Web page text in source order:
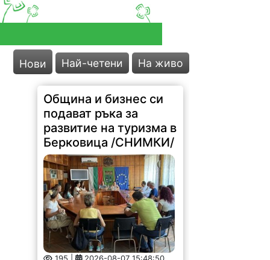
Нови Най-четени На живо
Община и бизнес си
подават ръка за
развитие на туризма в
Берковица /СНИМКИ/
195 | 2026-08-07 15:48:50